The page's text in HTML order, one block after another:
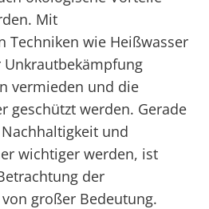
Mit
Techniken wie Heißwasser
vermieden und die
geschützt werden. Gerade
und
wichtiger werden, ist
der
großer Bedeutung.